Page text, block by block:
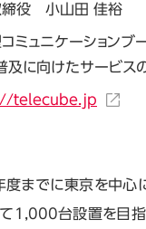
締役 小山田 佳裕
ミュニケーションブ
及に向けたサービス
telecube.jp
度までに東京を中心
1,000台設置を目指